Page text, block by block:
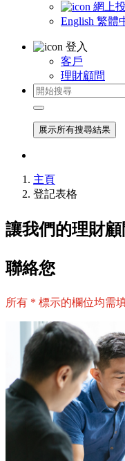
網上
English 繁體
登入
客戶
理財顧問
展示所有搜尋結果
主頁
登記表格
讓我們的理財顧
聯絡您
所有 * 標示的欄位均需